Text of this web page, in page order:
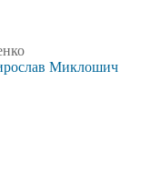
Миклошич